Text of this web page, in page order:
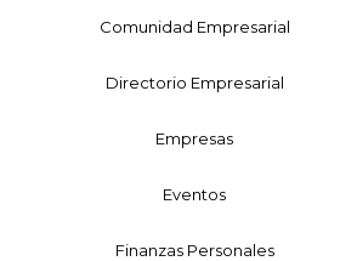
Comunidad Empresarial
Directorio Empresarial
Empresas
Eventos
Finanzas Personales